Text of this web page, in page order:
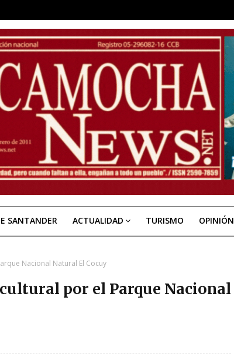
SANTANDER ACTUALIDAD TURISMO OPINIÓN
Nacional Natural El Cocuy
por el Parque Nacional